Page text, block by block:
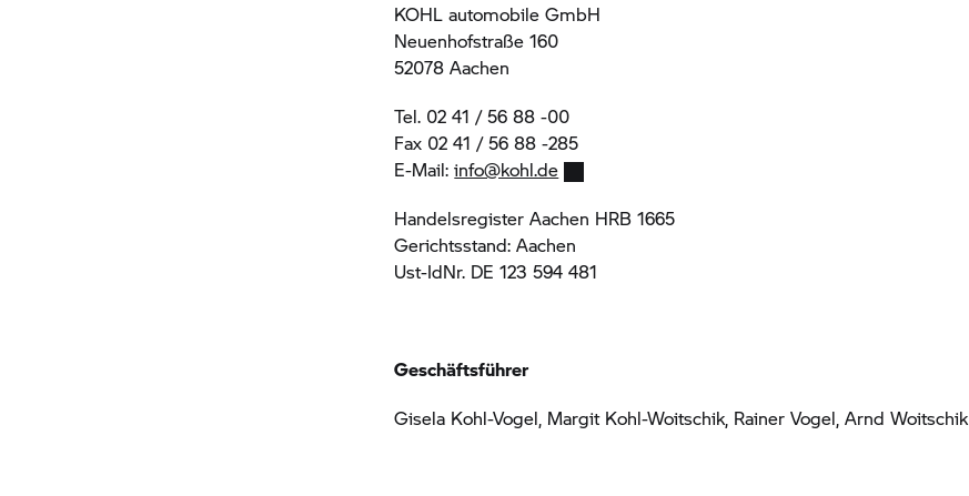
KOHL automobile GmbH
Neuenhofstraße 160
52078 Aachen
Tel. 02 41 / 56 88 -00
Fax 02 41 / 56 88 -285
E-Mail:info@kohl.de
Handelsregister Aachen HRB 1665
Gerichtsstand: Aachen
Ust-IdNr. DE 123 594 481
Geschäftsführer
Gisela Kohl-Vogel, Margit Kohl-Woitschik, Rainer Vogel, Arnd Woitschik